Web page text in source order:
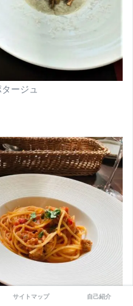
ージュ
サイトマップ 自己紹介